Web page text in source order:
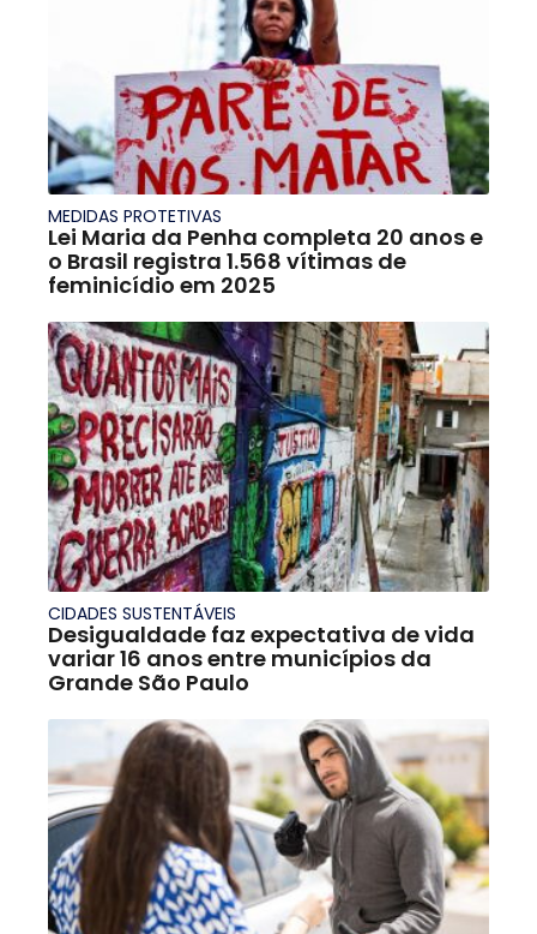
MEDIDAS PROTETIVAS
Lei Maria da Penha completa 20 anos e
o Brasil registra 1.568 vítimas de
feminicídio em 2025
CIDADES SUSTENTÁVEIS
Desigualdade faz expectativa de vida
variar 16 anos entre municípios da
Grande São Paulo